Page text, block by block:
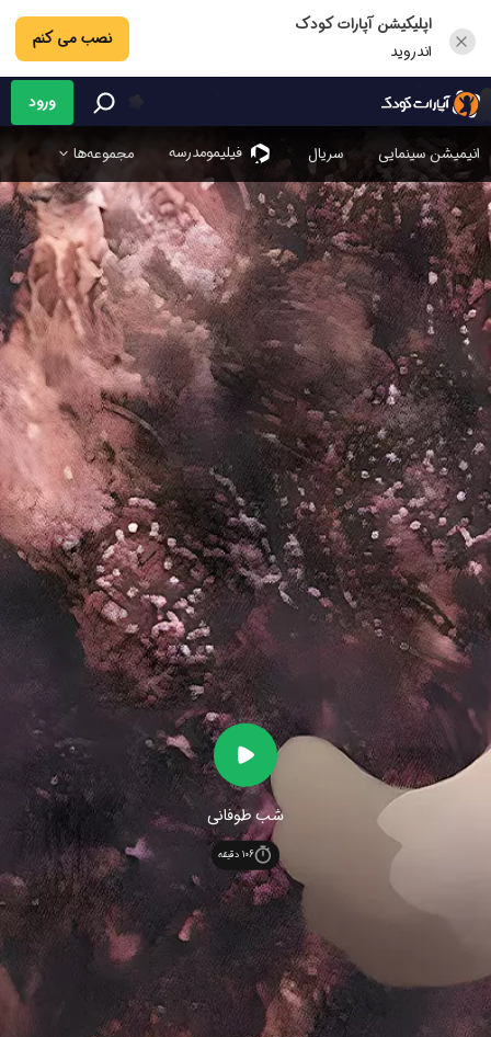
اپلیکیشن آپارات کودک
اندروید
نصب می کنم
انیمیشن سینمایی سریال فیلیمو‌مدرسه مجموعه‌ها
ورود
شب طوفانی
106 دقیقه